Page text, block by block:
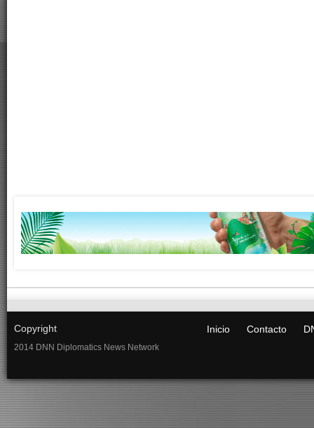
Copyright
2014 DNN Diplomatics News Network
Inicio Contacto